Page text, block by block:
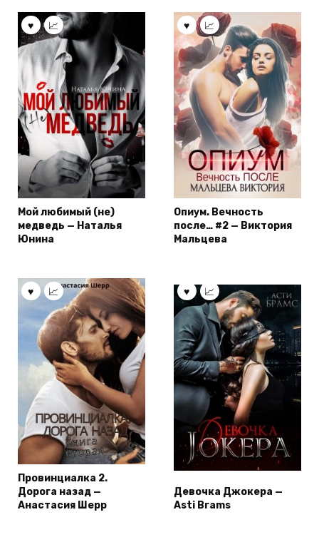
Мой любимый (не)
медведь — Наталья
Юнина
Опиум. Вечность
после… #2 — Виктория
Мальцева
Провинциалка 2.
Дорога назад —
Анастасия Шерр
Девочка Джокера —
Asti Brams